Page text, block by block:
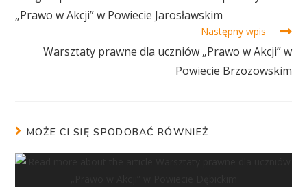
„Prawo w Akcji” w Powiecie Jarosławskim
Następny wpis
Warsztaty prawne dla uczniów „Prawo w Akcji” w
Powiecie Brzozowskim
MOŻE CI SIĘ SPODOBAĆ RÓWNIEŻ